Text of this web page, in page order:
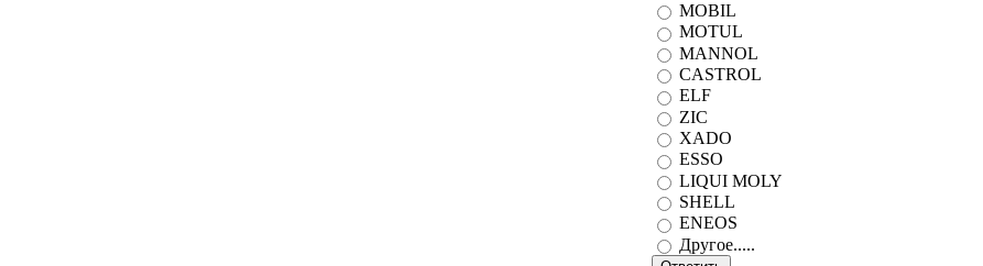
MOBIL
MOTUL
MANNOL
CASTROL
ELF
ZIC
XADO
ESSO
LIQUI MOLY
SHELL
ENEOS
Другое.....